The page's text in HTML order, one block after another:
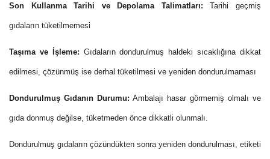
Son Kullanma Tarihi ve Depolama Talimatları: Tarihi geçmiş
gıdaların tüketilmemesi
Taşıma ve İşleme: Gıdaların dondurulmuş haldeki sıcaklığına dikkat
edilmesi, çözünmüş ise derhal tüketilmesi ve yeniden dondurulmaması
Dondurulmuş Gıdanın Durumu: Ambalajı hasar görmemiş olmalı ve
gıda donmuş değilse, tüketmeden önce dikkatli olunmalı.
Dondurulmuş gıdaların çözündükten sonra yeniden dondurulması, etiketi